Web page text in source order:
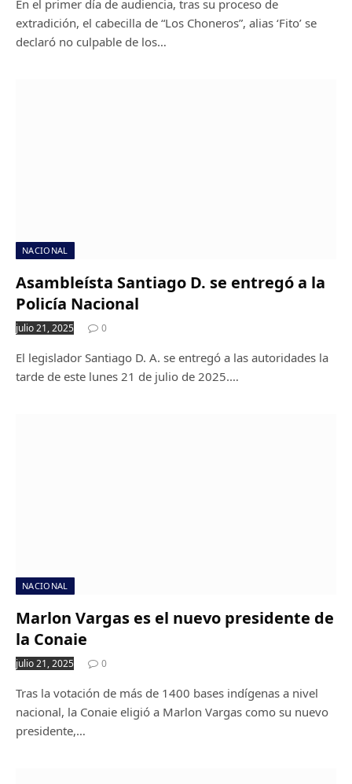
En el primer día de audiencia, tras su proceso de
extradición, el cabecilla de “Los Choneros”, alias ‘Fito’ se
declaró no culpable de los…
NACIONAL
Asambleísta Santiago D. se entregó a la
Policía Nacional
julio 21, 2025 0
El legislador Santiago D. A. se entregó a las autoridades la
tarde de este lunes 21 de julio de 2025.…
NACIONAL
Marlon Vargas es el nuevo presidente de
la Conaie
julio 21, 2025 0
Tras la votación de más de 1400 bases indígenas a nivel
nacional, la Conaie eligió a Marlon Vargas como su nuevo
presidente,…